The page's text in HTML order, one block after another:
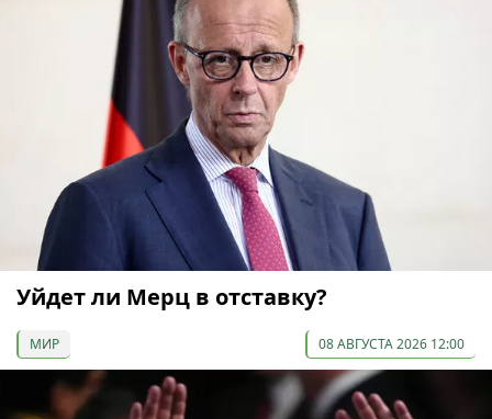
Уйдет ли Мерц в отставку?
МИР 08 АВГУСТА 2026 12:00